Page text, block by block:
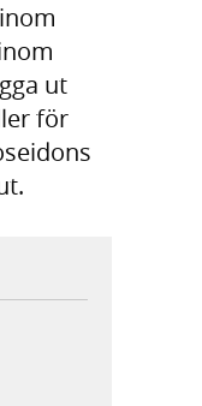
ut
för